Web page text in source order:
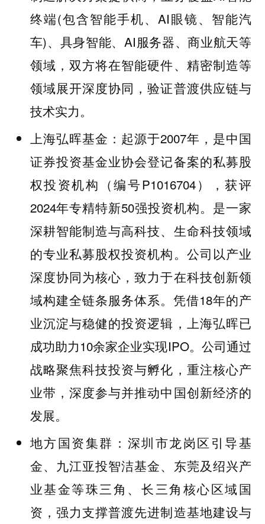
终端(包含智能手机、AI眼镜、智能汽
车)、具身智能、AI服务器、商业航天等
领域，双方将在智能硬件、精密制造等
领域展开深度协同，验证普渡供应链与
技术实力。
上海弘晖基金： 起源于2007年，是中国
证券投资基金业协会登记备案的私募股
权投资机构（编号P1016704），获评
2024年专精特新50强投资机构。是一家
深耕智能制造与高科技、生命科技领域
的专业私募股权投资机构。公司以产业
深度协同为核心，致力于在科技创新领
域构建全链条服务体系。凭借18年的产
业沉淀与稳健的投资逻辑，上海弘晖已
成功助力10余家企业实现IPO。公司通过
战略聚焦科技投资与孵化，重注核心产
业带，深度参与并推动中国创新经济的
发展。
地方国资集群 ：深圳市龙岗区引导基
金、九江亚投智洁基金、东莞及绍兴产
业基金等珠三角、长三角核心区域国
资，强力支撑普渡先进制造基地建设与